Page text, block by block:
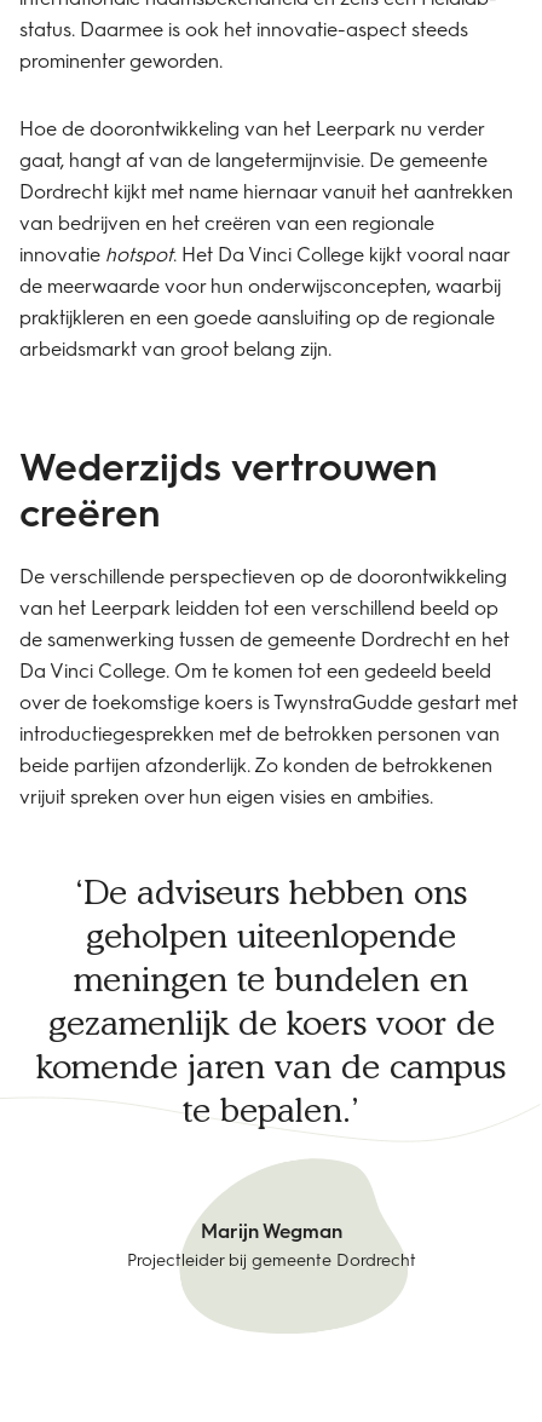
status. Daarmee is ook het innovatie-aspect steeds
prominenter geworden.
Hoe de doorontwikkeling van het Leerpark nu verder
gaat, hangt af van de langetermijnvisie. De gemeente
Dordrecht kijkt met name hiernaar vanuit het aantrekken
van bedrijven en het creëren van een regionale
innovatie hotspot. Het Da Vinci College kijkt vooral naar
de meerwaarde voor hun onderwijsconcepten, waarbij
praktijkleren en een goede aansluiting op de regionale
arbeidsmarkt van groot belang zijn.
Wederzijds vertrouwen
creëren
De verschillende perspectieven op de doorontwikkeling
van het Leerpark leidden tot een verschillend beeld op
de samenwerking tussen de gemeente Dordrecht en het
Da Vinci College. Om te komen tot een gedeeld beeld
over de toekomstige koers is TwynstraGudde gestart met
introductiegesprekken met de betrokken personen van
beide partijen afzonderlijk. Zo konden de betrokkenen
vrijuit spreken over hun eigen visies en ambities.
De adviseurs hebben ons
geholpen uiteenlopende
meningen te bundelen en
gezamenlijk de koers voor de
komende jaren van de campus
te bepalen.
Marijn Wegman
Projectleider bij gemeente Dordrecht